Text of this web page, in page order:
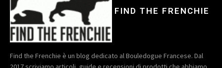
FIND THE FRENCHIE
Find the Frenchie è un blog dedicato al Bouledogue Francese. Dal